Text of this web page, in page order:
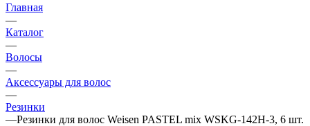
Главная
—
Каталог
—
Волосы
—
Аксессуары для волос
—
Резинки
—Резинки для волос Weisen PASTEL mix WSKG-142H-3, 6 шт.